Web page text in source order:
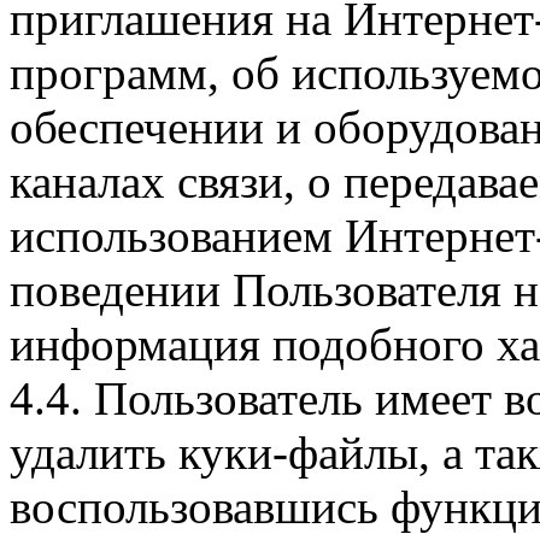
приглашения на
программ, об
обеспечении и
каналах связи, о
использованием
поведении Пользователя
информация подобного
4.4. Пользователь имеет
удалить куки-файлы, а
воспользовавшись